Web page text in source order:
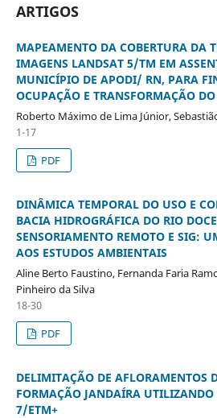
ARTIGOS
MAPEAMENTO DA COBERTURA DA
IMAGENS LANDSAT 5/TM EM
MUNICÍPIO DE APODI/ RN, PARA
OCUPAÇÃO E TRANSFORMAÇÃO
Roberto Máximo de Lima Júnior,
1-17
PDF
DINÂMICA TEMPORAL DO USO E
BACIA HIDROGRÁFICA DO RIO
SENSORIAMENTO REMOTO E SIG:
AOS ESTUDOS AMBIENTAIS
Aline Berto Faustino, Fernanda Faria
Pinheiro da Silva
18-30
PDF
DELIMITAÇÃO DE AFLORAMENTOS
FORMAÇÃO JANDAÍRA
7/ETM+